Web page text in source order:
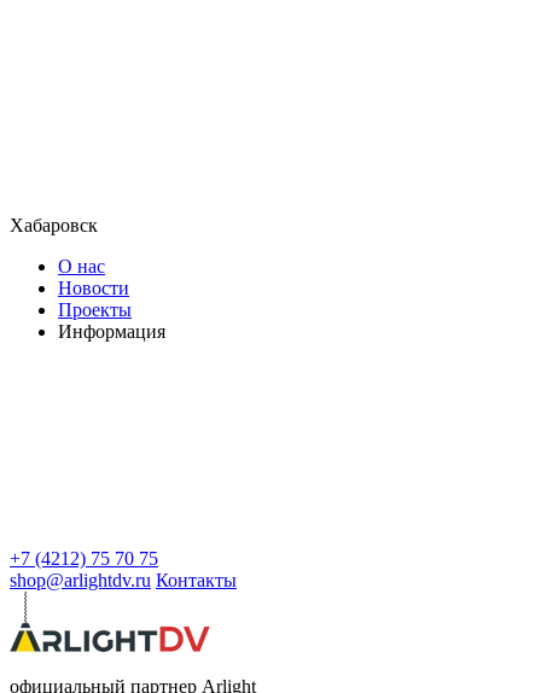
Хабаровск
О нас
Новости
Проекты
Информация
+7 (4212) 75 70 75
shop@arlightdv.ru Контакты
официальный партнер Arlight